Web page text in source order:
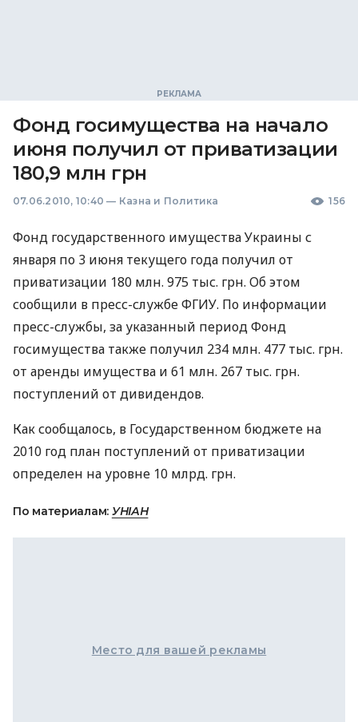
Фонд госимущества на начало
июня получил от приватизации
180,9 млн грн
07.06.2010, 10:40 — Казна и Политика 156
Фонд государственного имущества Украины с
января по 3 июня текущего года получил от
приватизации 180 млн. 975 тыс. грн. Об этом
сообщили в пресс-службе ФГИУ. По информации
пресс-службы, за указанный период Фонд
госимущества также получил 234 млн. 477 тыс. грн.
от аренды имущества и 61 млн. 267 тыс. грн.
поступлений от дивидендов.
Как сообщалось, в Государственном бюджете на
2010 год план поступлений от приватизации
определен на уровне 10 млрд. грн.
По материалам: УНІАН
Место для вашей рекламы